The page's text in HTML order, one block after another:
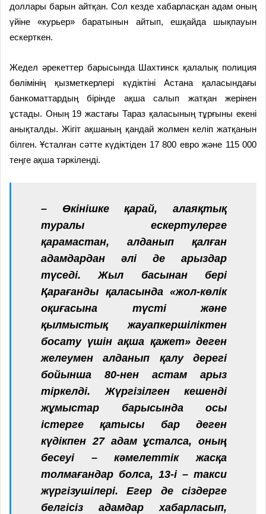
доллары барын айтқан. Сол кезде хабарласқан адам оның
үйіне «курьер» баратынын айтып, ешқайда шықпауын
ескерткен.
Жедел әрекеттер барысында Шахтинск қалалық полиция
бөлімінің қызметкерлері күдіктіні Астана қаласындағы
банкоматтардың бірінде ақша салып жатқан жерінен
ұстады. Оның 19 жастағы Тараз қаласының тұрғыны екені
анықталды. Жігіт ақшаның қандай жолмен келіп жатқанын
білген. Ұсталған сәтте күдіктіден 17 800 евро және 115 000
теңге ақша тәркіленді.
– Өкінішке қарай, алаяқтық
туралы ескертулерге
қарамастан, алданып қалған
адамдардан әлі де арыздар
түседі. Жыл басынан бері
Қарағанды қаласында «жол-көлік
оқиғасына түсті және
қылмыстық жауапкершіліктен
босату үшін ақша қажет» деген
желеумен алданып қалу дерегі
бойынша 80-нен астам арыз
тіркелді. Жүргізілген кешенді
жұмыстар барысында осы
істерге қатысы бар деген
күдікпен 27 адам ұсталса, оның
бесеуі – кәмелеттік жасқа
толмағандар болса, 13-і – такси
жүргізушілері. Егер де сіздерге
белгісіз адамдар хабарласып,